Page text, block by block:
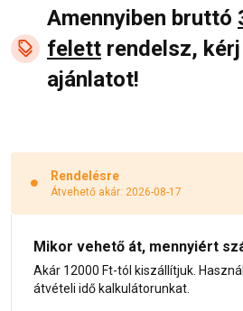
Amennyiben bruttó
felett rendelsz,
ajánlatot!
Rendelésre
Átvehető akár: 2026-08-17
Mikor vehető át, mennyiért
Akár 12000 Ft-tól kiszállítjuk.
átvételi idő kalkulátorunkat.